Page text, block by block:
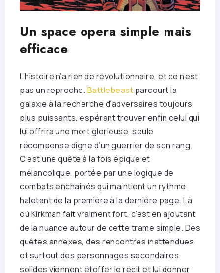
Un space opera simple mais
efficace
L’histoire n’a rien de révolutionnaire, et ce n’est
pas un reproche. Battlebeast parcourt la
galaxie à la recherche d’adversaires toujours
plus puissants, espérant trouver enfin celui qui
lui offrira une mort glorieuse, seule
récompense digne d’un guerrier de son rang.
C’est une quête à la fois épique et
mélancolique, portée par une logique de
combats enchaînés qui maintient un rythme
haletant de la première à la dernière page. Là
où Kirkman fait vraiment fort, c’est en ajoutant
de la nuance autour de cette trame simple. Des
quêtes annexes, des rencontres inattendues
et surtout des personnages secondaires
solides viennent étoffer le récit et lui donner